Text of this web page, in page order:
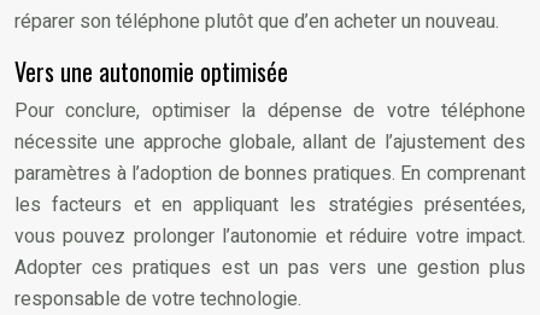
réparer son téléphone plutôt que d’en acheter un nouveau.
Vers une autonomie optimisée
Pour conclure, optimiser la dépense de votre téléphone
nécessite une approche globale, allant de l’ajustement des
paramètres à l’adoption de bonnes pratiques. En comprenant
les facteurs et en appliquant les stratégies présentées,
vous pouvez prolonger l’autonomie et réduire votre impact.
Adopter ces pratiques est un pas vers une gestion plus
responsable de votre technologie.